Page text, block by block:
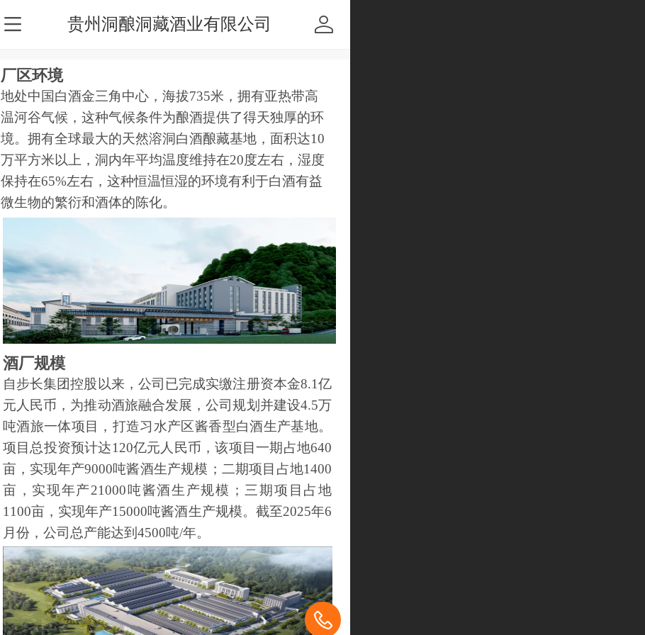
贵州洞酿洞藏酒业有限公司
厂区环境
地处中国白酒金三角中心，海拔735米，拥有亚热带高
温河谷气候，这种气候条件为酿酒提供了得天独厚的环
境‌。拥有全球最大的天然溶洞白酒酿藏基地，面积达10
万平方米以上，洞内年平均温度维持在20度左右，湿度
保持在65%左右，这种恒温恒湿的环境有利于白酒有益
微生物的繁衍和酒体的陈化。
酒厂规模
自步长集团控股以来，公司已完成实缴注册资本金8.1亿
元人民币，为推动酒旅融合发展，公司规划并建设4.5万
吨酒旅一体项目，打造习水产区酱香型白酒生产基地。
项目总投资预计达120亿元人民币，该项目一期占地640
亩，实现年产9000吨酱酒生产规模；二期项目占地1400
亩，实现年产21000吨酱酒生产规模；三期项目占地
1100亩，实现年产15000吨酱酒生产规模。截至2025年6
月份，公司总产能达到4500吨/年。